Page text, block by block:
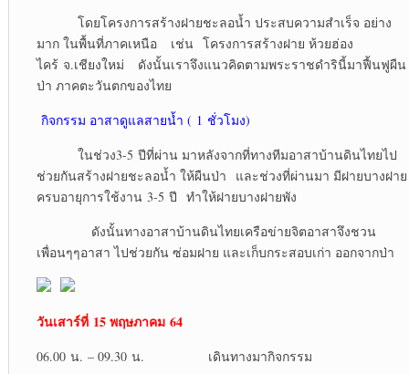
โดยโครงการสร้างฝายชะลอน้ำ ประสบความสำเร็จ อย่าง
มาก ในพื้นที่ภาคเหนือ เช่น โครงการสร้างฝาย ห้วยฮ่อง
ไคร้ จ.เชียงใหม่ ดังนั้นเราจึงแนวคิดตามพระราชดำรินี้มาฟื้นฟูผืน
ป่า ภาคตะวันตกของไทย
กิจกรรม อาสาดูแลสายน้ำ ( 1 ชั่วโมง)
ในช่วง3-5 ปีที่ผ่าน มาหลังจากที่ทางทีมอาสาบ้านดินไทยไป
ช่วยกันสร้างฝายชะลอน้ำ ให้ผืนป่า และช่วงที่ผ่านมา มีฝายบางฝาย
ครบอายุการใช้งาน 3-5 ปี ทำให้ฝายบางฝายพัง
ดังนั้นทางอาสาบ้านดินไทยเครือข่ายจิตอาสาจึงชวน
เพื่อนๆๆอาสา ไปช่วยกัน ซ่อมฝาย และเก็บกระสอบเก่า ออกจากป่า
วันเสาร์ที่ 15 พฤษภาคม 64
06.00 น. – 09.30 น. เดินทางมากิจกรรม